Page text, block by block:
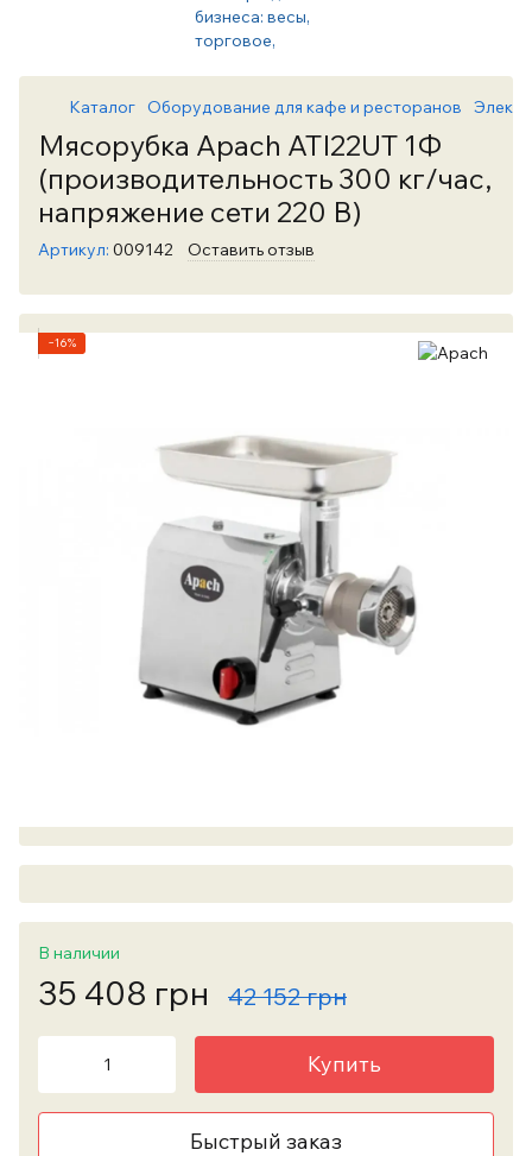
Каталог Оборудование для кафе и ресторанов
Мясорубка Apach ATI22UT 1Ф
(производительность 300 кг/час,
напряжение сети 220 В)
Артикул: 009142 Оставить отзыв
−16%
В наличии
35 408 грн 42 152 грн
Купить
Быстрый заказ